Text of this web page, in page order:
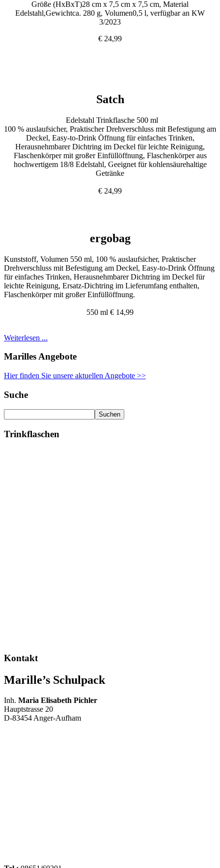
Größe (HxBxT)28 cm x 7,5 cm x 7,5 cm, Material
Edelstahl,Gewichtca. 280 g, Volumen0,5 l, verfügbar an KW
3/2023
€ 24,99
Satch
Edelstahl Trinkflasche 500 ml
100 % auslaufsicher, Praktischer Drehverschluss mit Befestigung am
Deckel, Easy-to-Drink Öffnung für einfaches Trinken,
Herausnehmbarer Dichtring im Deckel für leichte Reinigung,
Flaschenkörper mit großer Einfüllöffnung, Flaschenkörper aus
hochwertigem 18/8 Edelstahl, Geeignet für kohlensäurehaltige
Getränke
€ 24,99
ergobag
Kunststoff, Volumen 550 ml, 100 % auslaufsicher, Praktischer
Drehverschluss mit Befestigung am Deckel, Easy-to-Drink Öffnung
für einfaches Trinken, Herausnehmbarer Dichtring im Deckel für
leichte Reinigung, Ersatz-Dichtring im Lieferumfang enthalten,
Flaschenkörper mit großer Einfüllöffnung.
550 ml € 14,99
Weiterlesen ...
Marilles Angebote
Hier finden Sie unsere aktuellen Angebote >>
Suche
Trinkflaschen
Kontakt
Marille’s Schulpack
Inh. Maria Elisabeth Pichler
Hauptstrasse 20
D-83454 Anger-Aufham